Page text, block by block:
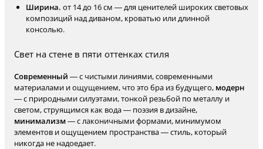
Ширина. от 14 до 16 см — для ценителей широких световых
композиций над диваном, кроватью или длинной
консолью.
Свет на стене в пяти оттенках стиля
Современный — с чистыми линиями, современными
материалами и ощущением, что это бра из будущего, модерн
— с природными силуэтами, тонкой резьбой по металлу и
светом, струящимся как вода — поэзия в дизайне,
минимализм— с лаконичными формами, минимумом
элементов и ощущением пространства — стиль, который
никогда не надоедает.